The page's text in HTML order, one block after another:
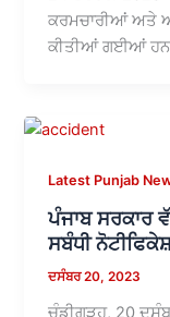
ਕਰਮਚਾਰੀਆਂ ਅਤੇ
ਕੀਤੀਆਂ ਗਈਆਂ
Latest Punjab
ਪੰਜਾਬ ਸਰਕਾਰ
ਸਬੰਧੀ
ਦਸੰਬਰ 20, 2023
ਚੰਡੀਗੜ੍ਹ, 20